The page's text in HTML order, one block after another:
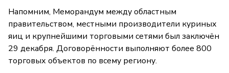
Напомним, Меморандум между областным
правительством, местными производители куриных
яиц и крупнейшими торговыми сетями был заключён
29 декабря. Договорённости выполняют более 800
торговых объектов по всему региону.